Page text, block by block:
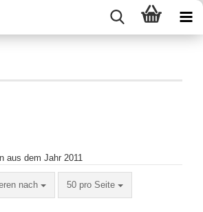
aus dem Jahr 2011
nach 50 pro Seite